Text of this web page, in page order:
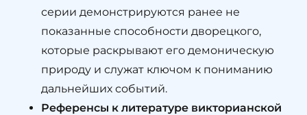
серии демонстрируются ранее не
показанные способности дворецкого,
которые раскрывают его демоническую
природу и служат ключом к пониманию
дальнейших событий.
Референсы к литературе викторианской